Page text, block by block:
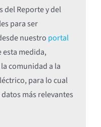
del Reporte y del
para ser
nuestro portal
esta medida,
comunidad a la
para lo cual
más relevantes